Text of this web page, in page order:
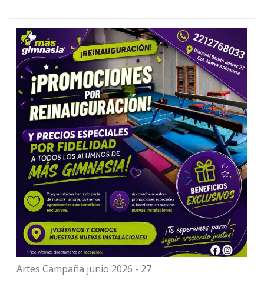
Artes Campaña junio 2026 - 27